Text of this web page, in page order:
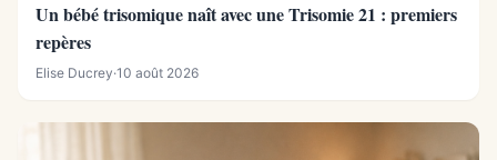
Un bébé trisomique naît avec une Trisomie 21 : premiers
repères
Elise Ducrey·10 août 2026